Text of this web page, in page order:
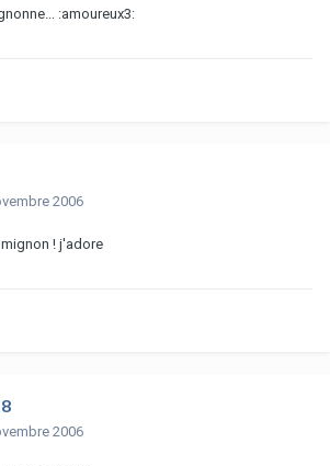
:amoureux3:
2006
! j'adore
2006